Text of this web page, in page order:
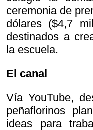
ceremonia de
dólares ($4,7
destinados a
la escuela.
El canal
Vía YouTube,
peñaflorinos
ideas para